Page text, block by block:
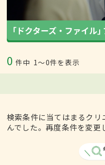
0 件中 1〜0件を表示
検索条件に当てはまるク
んでした。再度条件を変更